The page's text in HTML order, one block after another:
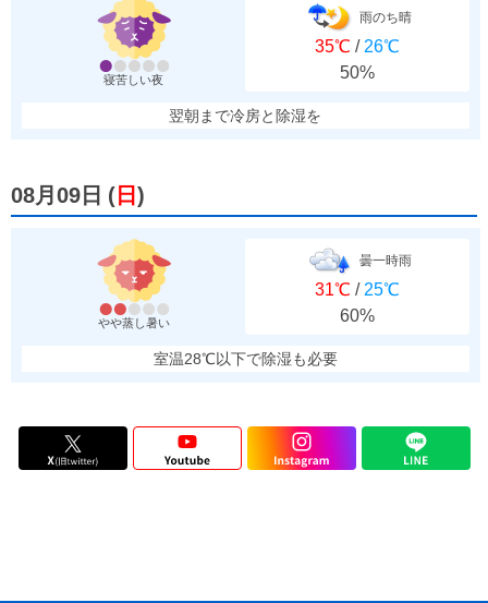
寝苦しい夜
雨のち晴
35℃ / 26℃
50%
翌朝まで冷房と除湿を
08月09日 ( 日 )
やや蒸し暑い
曇一時雨
31℃ / 25℃
60%
室温28℃以下で除湿も必要